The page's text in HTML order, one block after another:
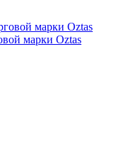
марки Оztas